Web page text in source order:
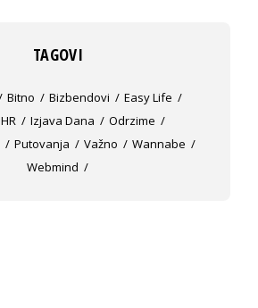
TAGOVI
Bitno Bizbendovi
Easy Life
HR Izjava Dana
Odrzime
Putovanja Važno
Wannabe
Webmind